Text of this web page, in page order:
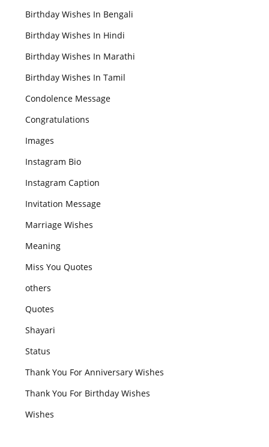
Birthday Wishes In Bengali
Birthday Wishes In Hindi
Birthday Wishes In Marathi
Birthday Wishes In Tamil
Condolence Message
Congratulations
Images
Instagram Bio
Instagram Caption
Invitation Message
Marriage Wishes
Meaning
Miss You Quotes
others
Quotes
Shayari
Status
Thank You For Anniversary Wishes
Thank You For Birthday Wishes
Wishes